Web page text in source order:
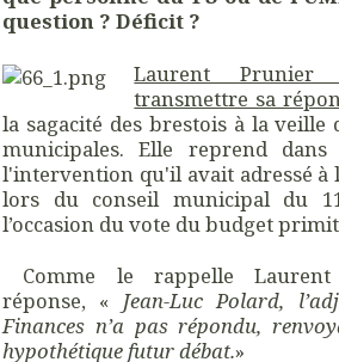
question ? Déficit ?
Laurent
transmettre sa
la sagacité des brestois à la
municipales. Elle reprend
l'intervention qu'il avait adressé à
lors du conseil municipal du
l’occasion du vote du budget
Comme le rappelle
réponse, « Jean-Luc Polard,
Finances n’a pas répondu,
hypothétique futur débat.»